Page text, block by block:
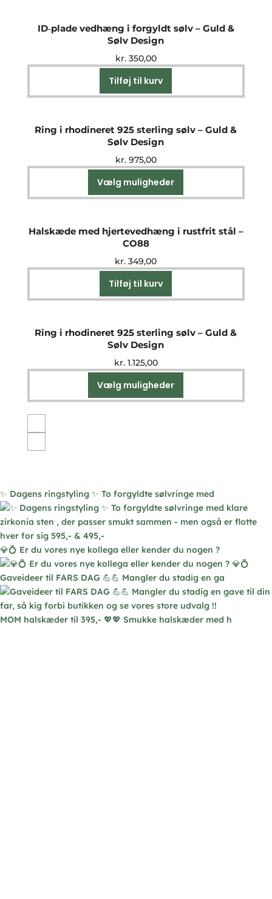
ID‑plade vedhæng i forgyldt sølv – Guld &
Sølv Design
kr.350,00
Tilføj til kurv
Ring i rhodineret 925 sterling sølv – Guld &
Sølv Design
kr.975,00
Vælg muligheder
vare
varianter.
kan
Halskæde med hjertevedhæng i rustfrit stål –
CO88
kr. 349,00
Tilføj til kurv
Ring i rhodineret 925 sterling sølv – Guld &
Sølv Design
kr.1.125,00
Vælg muligheder
vare
på
varesiden
✨ Dagens ringstyling ✨ To forgyldte sølvringe med
💎💍 Er du vores nye kollega eller kender du nogen ?
Gaveideer til FARS DAG 💪💪 Mangler du stadig en ga
MOM halskæder til 395,- 💖💖 Smukke halskæder med h